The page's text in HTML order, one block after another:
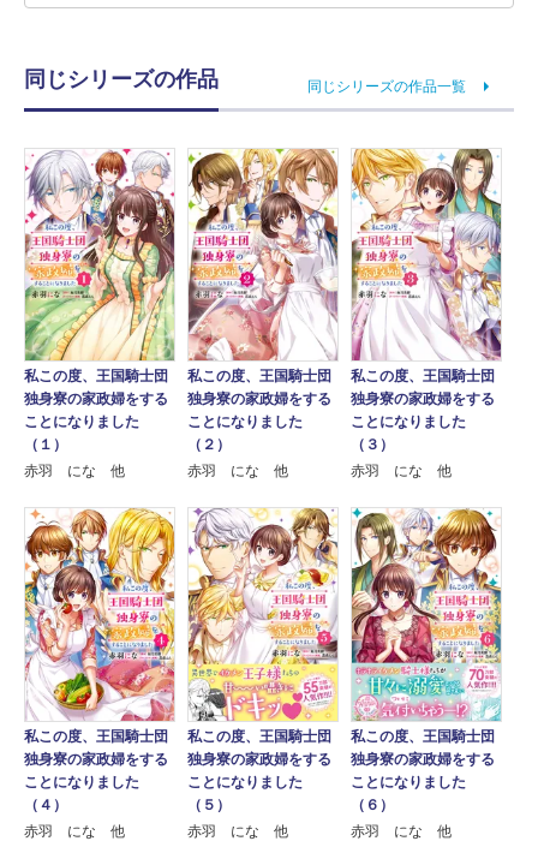
同じシリーズの作品 同じシリーズの作品一覧
私この度、王国騎士団
独身寮の家政婦をする
ことになりました
（１）
赤羽 にな 他
私この度、王国騎士団
独身寮の家政婦をする
ことになりました
（２）
赤羽 にな 他
私この度、王国騎士団
独身寮の家政婦をする
ことになりました
（３）
赤羽 にな 他
私この度、王国騎士団
独身寮の家政婦をする
ことになりました
（４）
赤羽 にな 他
私この度、王国騎士団
独身寮の家政婦をする
ことになりました
（５）
赤羽 にな 他
私この度、王国騎士団
独身寮の家政婦をする
ことになりました
（６）
赤羽 にな 他